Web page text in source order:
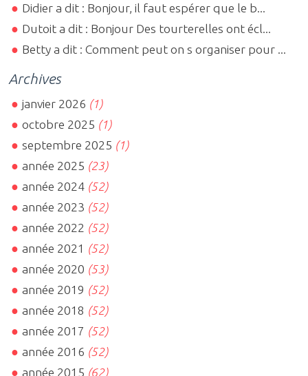
Didier a dit : Bonjour, il faut espérer que le b...
Dutoit a dit : Bonjour Des tourterelles ont écl...
Betty a dit : Comment peut on s organiser pour ...
Archives
janvier 2026 (1)
octobre 2025 (1)
septembre 2025 (1)
année 2025 (23)
année 2024 (52)
année 2023 (52)
année 2022 (52)
année 2021 (52)
année 2020 (53)
année 2019 (52)
année 2018 (52)
année 2017 (52)
année 2016 (52)
année 2015 (62)